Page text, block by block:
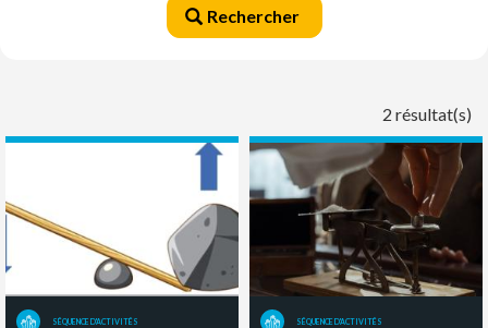
Rechercher
2 résultat(s)
SÉQUENCE D'ACTIVITÉS SÉQUENCE D'ACTIVITÉS